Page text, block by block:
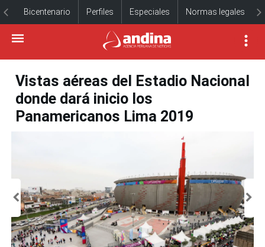
Bicentenario Perfiles Especiales Normas legales
Vistas aéreas del Estadio Nacional
donde dará inicio los
Panamericanos Lima 2019